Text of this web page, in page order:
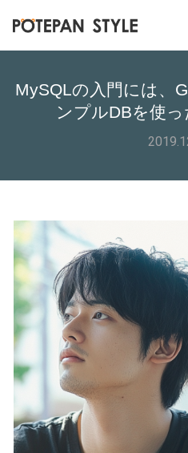
MySQLの入門には、
ンプルDBを使